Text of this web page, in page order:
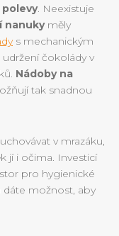
. Neexistuje
nanukyměly
s mechanickým
čokolády v
Nádoby na
tak snadnou
v mrazáku,
jí i očima. Investicí
pro hygienické
dáte možnost, aby